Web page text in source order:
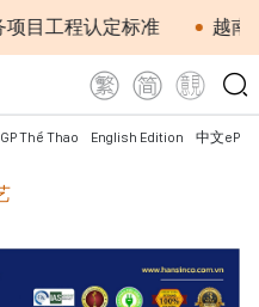
准 越南第十六届国会
Thể Thao English Edition 中文